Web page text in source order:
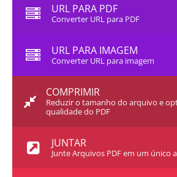
URL PARA PDF
Converter URL para PDF
URL PARA IMAGEM
Converter URL para imagem
COMPRIMIR
Reduzir o tamanho do arquivo e
qualidade do PDF
JUNTAR
Junte Arquivos PDF em um único